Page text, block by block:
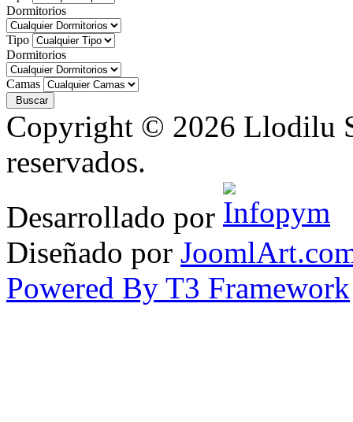
Dormitorios
Tipo
Dormitorios
Camas
Copyright © 2026 Llodilu
reservados.
Desarrollado por
Diseñado por
Powered By T3 Framework